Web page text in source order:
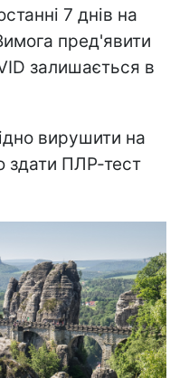
7 днів на
пред'явити
залишається в
вирушити на
здати ПЛР-тест